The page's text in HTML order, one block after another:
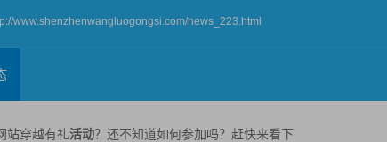
www.shenzhenwangluogongsi.com/news_223.html
站穿越有礼活动？还不知道如何参加吗？赶快来看下